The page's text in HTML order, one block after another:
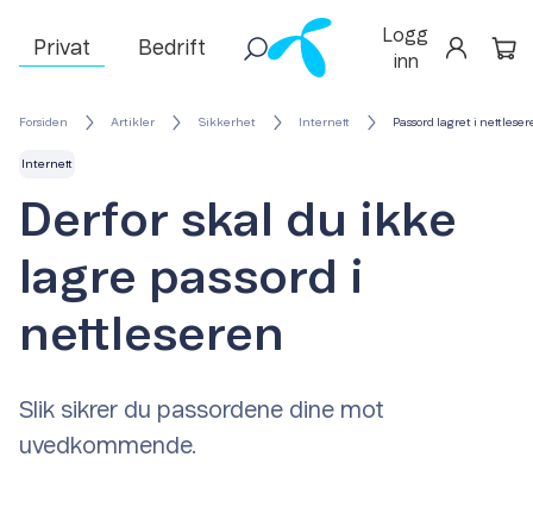
Privat Bedrift
Logg
inn
Forsiden Artikler Sikkerhet Internett Passord lagret i
Internett
Derfor skal du ikke
lagre passord i
nettleseren
Slik sikrer du passordene dine mot
uvedkommende.